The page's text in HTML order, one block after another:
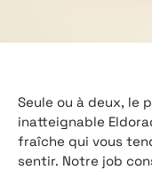
Seule ou à deux, le
inatteignable
fraîche qui vous
sentir. Notre job